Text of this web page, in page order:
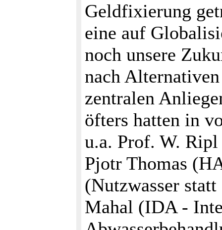
Geldfixierung
eine auf
noch unsere
nach
zentralen
öfters hatten in
u.a. Prof. W.
Pjotr Thomas
(Nutzwasser
Mahal (IDA -